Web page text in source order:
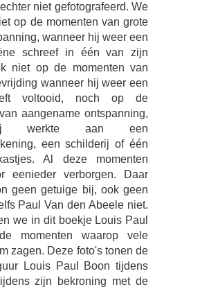
niet gefotografeerd. We
op de momenten van grote
wanneer hij weer een
schreef in één van zijn
niet op de momenten van
wanneer hij weer een
voltooid, noch op de
aangename ontspanning,
werkte aan een
een schilderij of één
Al deze momenten
eenieder verborgen. Daar
geen getuige bij, ook geen
Paul Van den Abeele niet.
we in dit boekje Louis Paul
momenten waarop vele
zagen. Deze foto's tonen de
Louis Paul Boon tijdens
zijn bekroning met de